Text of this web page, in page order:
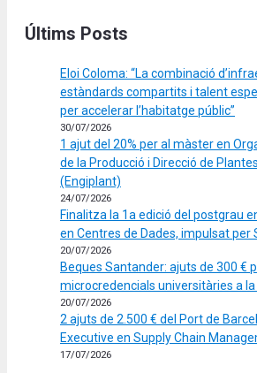
Últims Posts
Eloi Coloma: “La combinació
estàndards compartits i talent
per accelerar l’habitatge públic”
30/07/2026
1 ajut del 20% per al màster en
de la Producció i Direcció de
(Engiplant)
24/07/2026
Finalitza la 1a edició del postgrau
en Centres de Dades, impulsat per
20/07/2026
Beques Santander: ajuts de 300 €
microcredencials universitàries a la
20/07/2026
2 ajuts de 2.500 € del Port de
Executive en Supply Chain
17/07/2026